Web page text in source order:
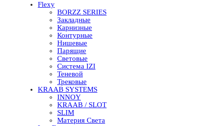
Flexy
BORZZ SERIES
Закладные
Карнизные
Контурные
Нишевые
Парящие
Световые
Система IZI
Теневой
Трековые
KRAAB SYSTEMS
INNOY
KRAAB / SLOT
SLIM
Материя Света